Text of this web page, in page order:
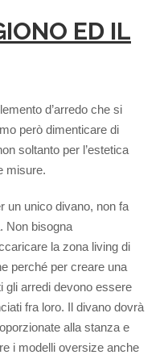
ED IL
d’arredo che si
però dimenticare di
soltanto per l’estetica
misure.
un unico divano, non fa
Non bisogna
la zona living di
perché per creare una
gli arredi devono essere
fra loro. Il divano dovrà
alla stanza e
i modelli oversize anche